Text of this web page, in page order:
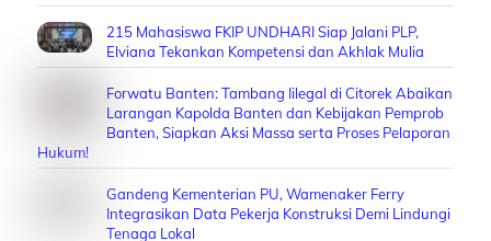
215 Mahasiswa FKIP UNDHARI Siap Jalani PLP,
Elviana Tekankan Kompetensi dan Akhlak Mulia
Forwatu Banten: Tambang Iilegal di Citorek Abaikan
Larangan Kapolda Banten dan Kebijakan Pemprob
Banten, Siapkan Aksi Massa serta Proses Pelaporan
Hukum!
Gandeng Kementerian PU, Wamenaker Ferry
Integrasikan Data Pekerja Konstruksi Demi Lindungi
Tenaga Lokal